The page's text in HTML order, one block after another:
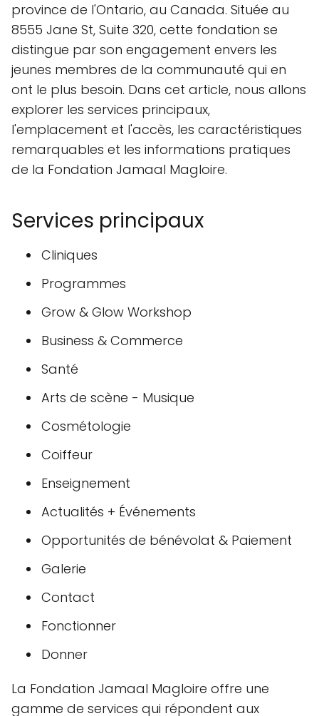
province de l'Ontario, au Canada. Située au
8555 Jane St, Suite 320, cette fondation se
distingue par son engagement envers les
jeunes membres de la communauté qui en
ont le plus besoin. Dans cet article, nous allons
explorer les services principaux,
l'emplacement et l'accès, les caractéristiques
remarquables et les informations pratiques
de la Fondation Jamaal Magloire.
Services principaux
Cliniques
Programmes
Grow & Glow Workshop
Business & Commerce
Santé
Arts de scène - Musique
Cosmétologie
Coiffeur
Enseignement
Actualités + Événements
Opportunités de bénévolat & Paiement
Galerie
Contact
Fonctionner
Donner
La Fondation Jamaal Magloire offre une
gamme de services qui répondent aux